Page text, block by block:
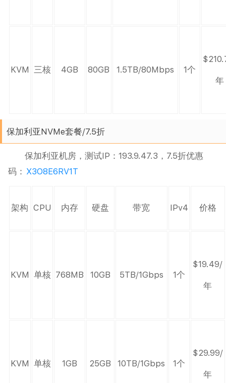
KVM 三核 4GB 80GB 1.5TB/80Mbps 1个
年
保加利亚NVMe套餐/7.5折
保加利亚机房，测试IP：193.9.47.3，7.5折优惠
码： X3O8E6RV1T
架构 CPU 内存 硬盘 带宽 IPv4 价格
KVM 单核 768MB 10GB 5TB/1Gbps 1个
$19.49/
年
KVM 单核 1GB 25GB 10TB/1Gbps 1个
$29.99/
年